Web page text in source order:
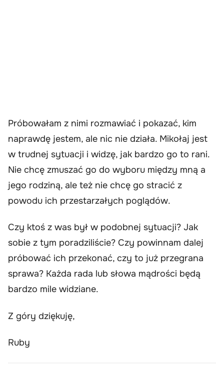
Próbowałam z nimi rozmawiać i pokazać, kim
naprawdę jestem, ale nic nie działa. Mikołaj jest
w trudnej sytuacji i widzę, jak bardzo go to rani.
Nie chcę zmuszać go do wyboru między mną a
jego rodziną, ale też nie chcę go stracić z
powodu ich przestarzałych poglądów.
Czy ktoś z was był w podobnej sytuacji? Jak
sobie z tym poradziliście? Czy powinnam dalej
próbować ich przekonać, czy to już przegrana
sprawa? Każda rada lub słowa mądrości będą
bardzo mile widziane.
Z góry dziękuję,
Ruby